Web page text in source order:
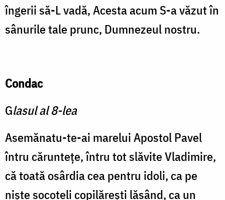
îngerii să-L vadă, Acesta acum S-a văzut în
sânurile tale prunc, Dumnezeul nostru.
Condac
Glasul al 8-lea
Asemănatu-te-ai marelui Apostol Pavel
întru căruntețe, întru tot slăvite Vladimire,
că toată osârdia cea pentru idoli, ca pe
niște socoteli copilărești lăsând, ca un